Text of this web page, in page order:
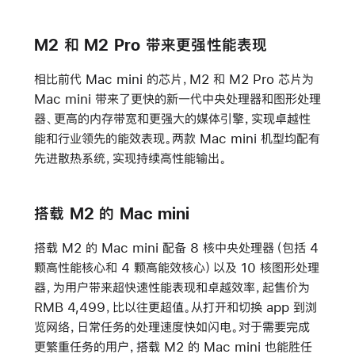
M2 和 M2 Pro 带来更强性能表现
相比前代 Mac mini 的芯片，M2 和 M2 Pro 芯片为
Mac mini 带来了更快的新一代中央处理器和图形处理
器、更高的内存带宽和更强大的媒体引擎，实现卓越性
能和行业领先的能效表现。两款 Mac mini 机型均配有
先进散热系统，实现持续高性能输出。
搭载 M2 的 Mac mini
搭载 M2 的 Mac mini 配备 8 核中央处理器（包括 4
颗高性能核心和 4 颗高能效核心）以及 10 核图形处理
器，为用户带来超快速性能表现和卓越效率，起售价为
RMB 4,499，比以往更超值。从打开和切换 app 到浏
览网络，日常任务的处理速度快如闪电。对于需要完成
更繁重任务的用户，搭载 M2 的 Mac mini 也能胜任